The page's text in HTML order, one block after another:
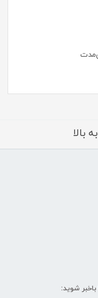
بالا
شوید: